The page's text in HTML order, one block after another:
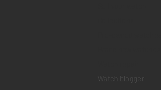
Watch blogger